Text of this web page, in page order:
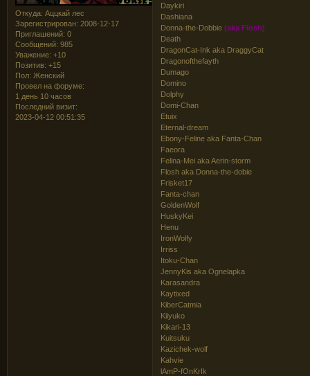
Откуда: Аццкай лес
Зарегистрирован: 2008-12-17
Приглашений: 0
Сообщений: 985
Уважение: +10
Позитив: +15
Пол: Женский
Провел на форуме:
1 день 10 часов
Последний визит:
2023-04-12 00:51:35
Daykiri
Dashiana
Donna-the-Dobbie(aka Flosh)
Death
DragonCat-Ink aka DraggyCat
Dragonofthefayth
Dumago
Domino
Dolphy
Domi-Chan
Etuix
Eternal-dream
Ebony-Feline aka Fanta-Chan
Faeora
Felina-Mei aka Aerin-storm
Flosh aka Donna-the-dobie
Frisket17
Fanta-chan
GoldenWolf
HuskyKei
Henu
IronWolfy
Irriss
Itoku-Chan
JennyKis aka Ognelapka
Karasandra
Kaytixed
KiberCatmia
Kiiyuko
Kikari-13
Kuitsuku
Kazichek-wolf
Kahvie
lAmP-fOnKrIk